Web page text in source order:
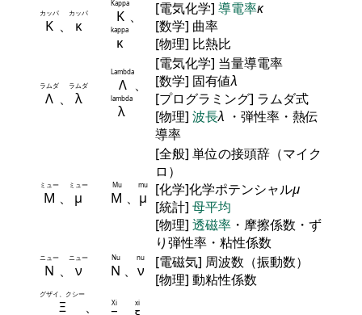
Κ
カッパ
、 κ
カッパ Κ
Kappa
、
κ
kappa
[電気化学] 導電率κ
[数学] 曲率
[物理] 比熱比
Λ
ラムダ
、 λ
ラムダ Λ
Lambda
、
λ
lambda
[電気化学] 当量導電率
[数学] 固有値λ
[プログラミング] ラムダ式
[物理] 波長λ ・弾性率・熱伝
導率
Μ
ミュー
、 μ
ミュー
Μ
Mu
、 μ
mu
[全般] 単位の接頭辞（マイク
ロ）
[化学]化学ポテンシャルμ
[統計] 母平均
[物理] 透磁率 ・摩擦係数・ず
り弾性率・粘性係数
Ν
ニュー
、 ν
ニュー
Ν
Nu
、 ν
nu
[電磁気] 周波数（振動数）
[物理] 動粘性係数
Ξ
グザイ、クシー
、
Xi xi